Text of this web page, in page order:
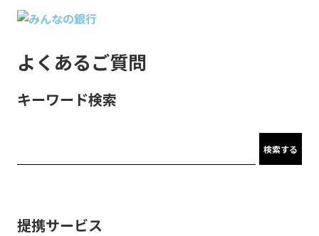
よくあるご質問
キーワード検索
検索する
提携サービス